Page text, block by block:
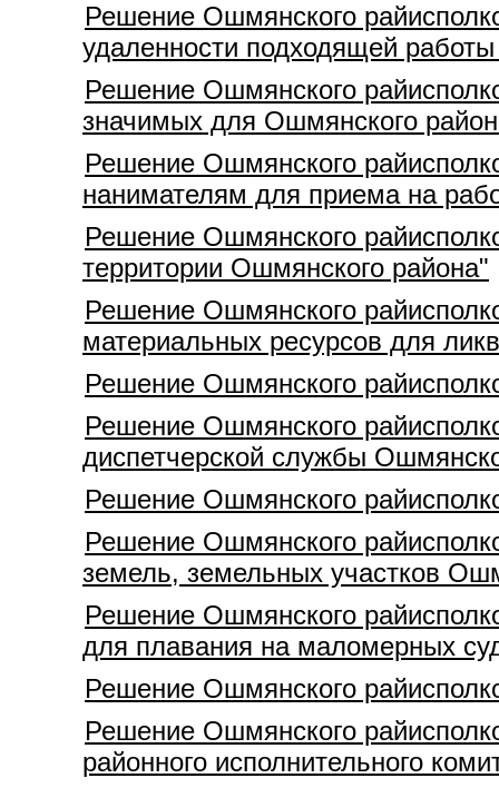
Решение Ошмянского
удаленности подходящей
Решение Ошмянского
значимых для Ошмянского
Решение Ошмянского
нанимателям для приема на
Решение Ошмянского
территории Ошмянского района"
Решение Ошмянского
материальных ресурсов для
Решение Ошмянского
Решение Ошмянского
диспетчерской службы
Решение Ошмянского
Решение Ошмянского
земель, земельных участков
Решение Ошмянского
для плавания на маломерных
Решение Ошмянского
Решение Ошмянского
районного исполнительного